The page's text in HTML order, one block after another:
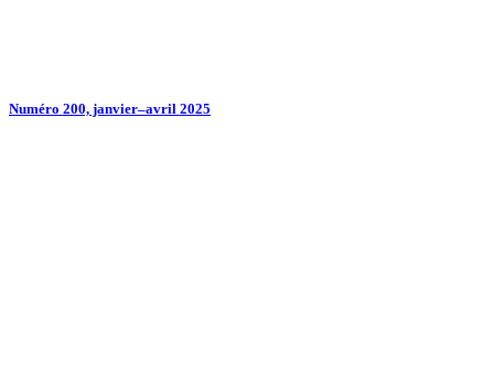
Numéro 200, janvier–avril 2025